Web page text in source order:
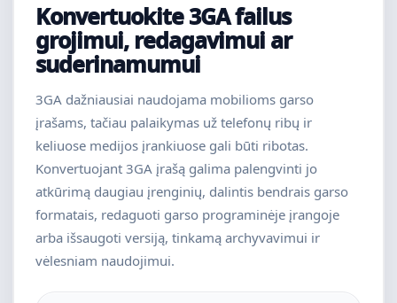
Konvertuokite 3GA failus
grojimui, redagavimui ar
suderinamumui
3GA dažniausiai naudojama mobilioms garso
įrašams, tačiau palaikymas už telefonų ribų ir
keliuose medijos įrankiuose gali būti ribotas.
Konvertuojant 3GA įrašą galima palengvinti jo
atkūrimą daugiau įrenginių, dalintis bendrais garso
formatais, redaguoti garso programinėje įrangoje
arba išsaugoti versiją, tinkamą archyvavimui ir
vėlesniam naudojimui.